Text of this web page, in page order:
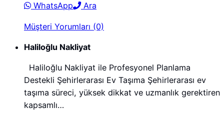
WhatsApp Ara
Müşteri Yorumları (0)
Haliloğlu Nakliyat
Haliloğlu Nakliyat ile Profesyonel Planlama
Destekli Şehirlerarası Ev Taşıma Şehirlerarası ev
taşıma süreci, yüksek dikkat ve uzmanlık gerektiren
kapsamlı…